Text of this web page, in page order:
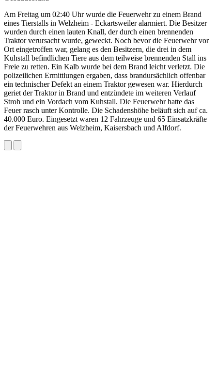
Am Freitag um 02:40 Uhr wurde die Feuerwehr zu einem Brand
eines Tierstalls in Welzheim - Eckartsweiler alarmiert. Die Besitzer
wurden durch einen lauten Knall, der durch einen brennenden
Traktor verursacht wurde, geweckt. Noch bevor die Feuerwehr vor
Ort eingetroffen war, gelang es den Besitzern, die drei in dem
Kuhstall befindlichen Tiere aus dem teilweise brennenden Stall ins
Freie zu retten. Ein Kalb wurde bei dem Brand leicht verletzt. Die
polizeilichen Ermittlungen ergaben, dass brandursächlich offenbar
ein technischer Defekt an einem Traktor gewesen war. Hierdurch
geriet der Traktor in Brand und entzündete im weiteren Verlauf
Stroh und ein Vordach vom Kuhstall. Die Feuerwehr hatte das
Feuer rasch unter Kontrolle. Die Schadenshöhe beläuft sich auf ca.
40.000 Euro. Eingesetzt waren 12 Fahrzeuge und 65 Einsatzkräfte
der Feuerwehren aus Welzheim, Kaisersbach und Alfdorf.